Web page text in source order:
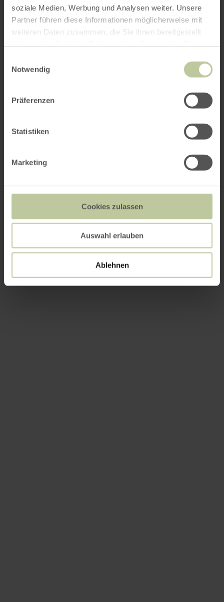
soziale Medien, Werbung und Analysen weiter. Unsere
Partner führen diese Informationen möglicherweise mit
weiteren Daten zusammen, die Sie ihnen bereitgestellt
Notwendig
Präferenzen
Statistiken
Marketing
Cookies zulassen
Auswahl erlauben
Ablehnen